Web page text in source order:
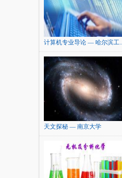
计算机专业导论 — 哈尔滨工
天文探秘 — 南京大学